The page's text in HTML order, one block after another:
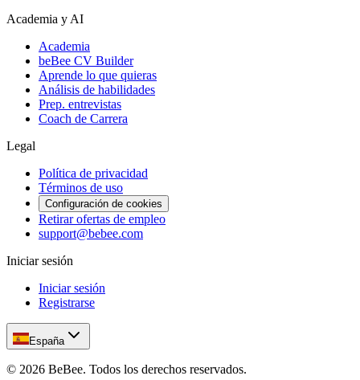
Academia y AI
Academia
beBee CV Builder
Aprende lo que quieras
Análisis de habilidades
Prep. entrevistas
Coach de Carrera
Legal
Política de privacidad
Términos de uso
Configuración de cookies
Retirar ofertas de empleo
support@bebee.com
Iniciar sesión
Iniciar sesión
Registrarse
España
© 2026 BeBee. Todos los derechos reservados.